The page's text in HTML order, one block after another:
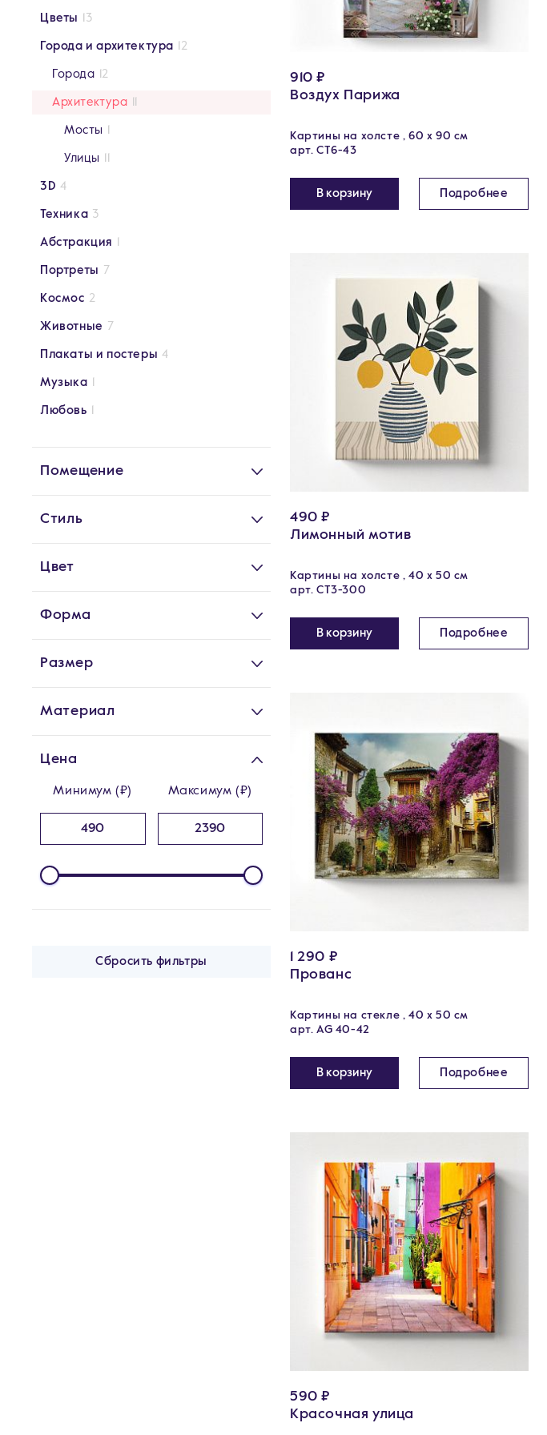
Цветы 13
Города и архитектура 12
Города 12
Архитектура
Мосты
Улицы
3D 4
Техника 3
Абстракция
Портреты 7
Космос 2
Животные 7
Плакаты и постеры 4
Музыка
Любовь
Помещение
Стиль
Цвет
Форма
Размер
Материал
Цена
Минимум (₽) Максимум (₽)
Сбросить фильтры
910 ₽
Воздух Парижа
Картины на холсте , 60 х 90 см
арт. CT6-43
В корзину Подробнее
490 ₽
Лимонный мотив
Картины на холсте , 40 х 50 см
арт. CT3-300
В корзину Подробнее
1 290 ₽
Прованс
Картины на стекле , 40 х 50 см
арт. AG 40-42
В корзину Подробнее
590 ₽
Красочная улица